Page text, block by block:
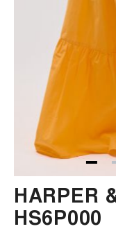
HARPER
HS6P000